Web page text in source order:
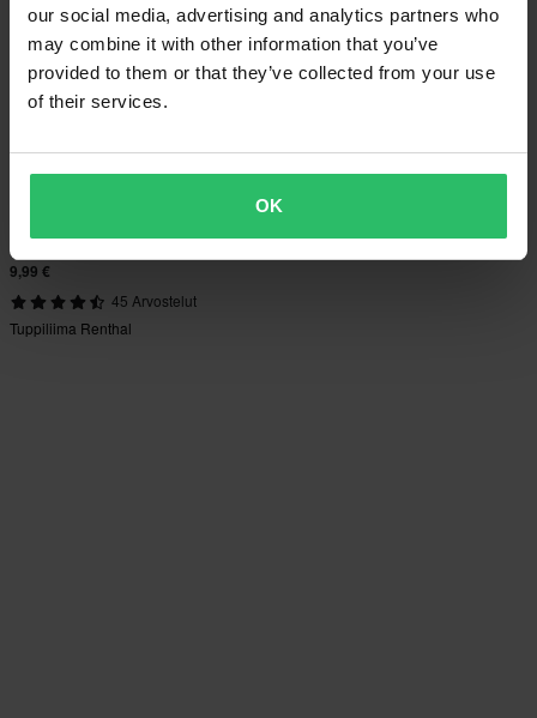
our social media, advertising and analytics partners who
may combine it with other information that you’ve
provided to them or that they’ve collected from your use
of their services.
OK
9,99 €
45 Arvostelut
Tuppiliima Renthal